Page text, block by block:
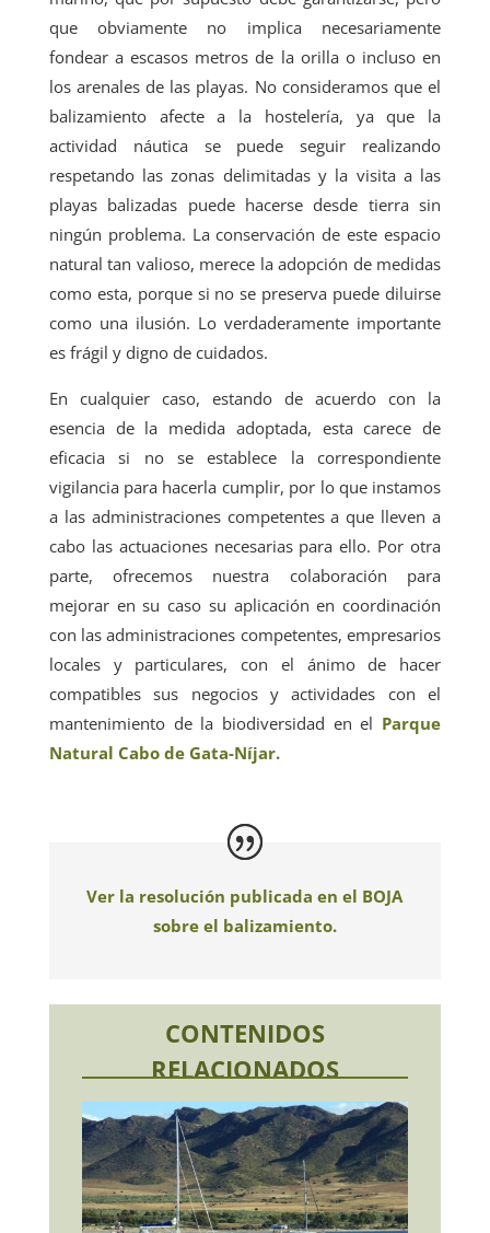
que obviamente no implica necesariamente
fondear a escasos metros de la orilla o incluso en
los arenales de las playas. No consideramos que el
balizamiento afecte a la hostelería, ya que la
actividad náutica se puede seguir realizando
respetando las zonas delimitadas y la visita a las
playas balizadas puede hacerse desde tierra sin
ningún problema. La conservación de este espacio
natural tan valioso, merece la adopción de medidas
como esta, porque si no se preserva puede diluirse
como una ilusión. Lo verdaderamente importante
es frágil y digno de cuidados.
En cualquier caso, estando de acuerdo con la
esencia de la medida adoptada, esta carece de
eficacia si no se establece la correspondiente
vigilancia para hacerla cumplir, por lo que instamos
a las administraciones competentes a que lleven a
cabo las actuaciones necesarias para ello. Por otra
parte, ofrecemos nuestra colaboración para
mejorar en su caso su aplicación en coordinación
con las administraciones competentes, empresarios
locales y particulares, con el ánimo de hacer
compatibles sus negocios y actividades con el
mantenimiento de la biodiversidad en el Parque
Natural Cabo de Gata-Níjar.
Ver la resolución publicada en el BOJA
sobre el balizamiento.
CONTENIDOS
RELACIONADOS